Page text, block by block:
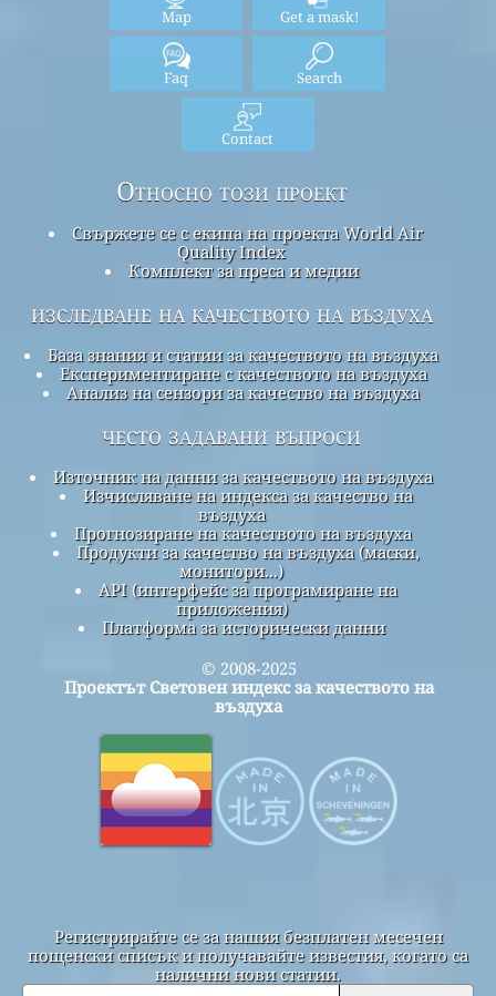
Map Get a mask!
Faq Search
Contact
Относно този проект
Свържете се с екипа на проекта World Air
Quality Index
Комплект за преса и медии
изследване на качеството на въздуха
База знания и статии за качеството на въздуха
Експериментиране с качеството на въздуха
Анализ на сензори за качество на въздуха
често задавани въпроси
Източник на данни за качеството на въздуха
Изчисляване на индекса за качество на
въздуха
Прогнозиране на качеството на въздуха
Продукти за качество на въздуха (маски,
монитори...)
API (интерфейс за програмиране на
приложения)
Платформа за исторически данни
© 2008-2025
Проектът Световен индекс за качеството на
въздуха
Регистрирайте се за нашия безплатен месечен
пощенски списък и получавайте известия, когато са
налични нови статии.